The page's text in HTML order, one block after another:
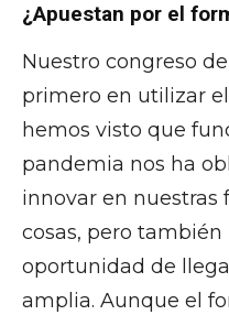
¿Apuestan por el
Nuestro congreso
primero en utilizar
hemos visto que
pandemia nos ha
innovar en nuestras
cosas, pero también
oportunidad de
amplia. Aunque el